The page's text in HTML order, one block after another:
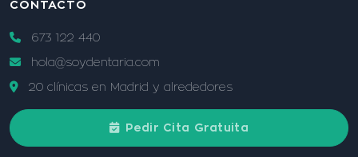
CONTACTO
673 122 440
hola@soydentaria.com
20 clínicas en Madrid y alrededores
Pedir Cita Gratuita